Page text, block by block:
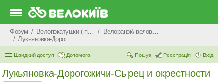
Форум Велопокатушки ( покатеньки), велопоходи, туризм.
Велоранок\ веловечір\ велодень \ велоніч
Лукьяновка-Дорогожичи-Сырец и окрестности
Швидкий доступ Допомога Вхід
Реєстрація
Пошук
Лукьяновка-Дорогожичи-Сырец и окрестности